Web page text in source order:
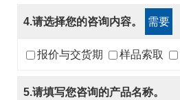
4.请选择您的咨询内容。 需要
报价与交货期 样品索取
5.请填写您咨询的产品名称。